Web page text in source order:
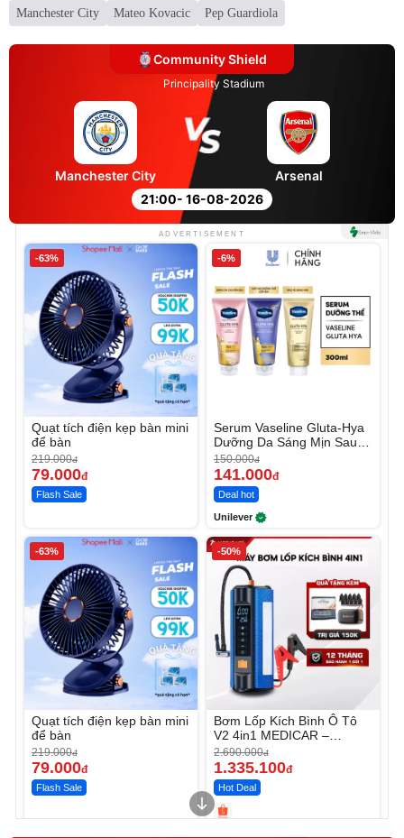
Manchester City Mateo Kovacic Pep Guardiola
Community Shield
Principality Stadium
21:00- 16-08-2026
Manchester City Arsenal
ADVERTISEMENT
-63%
Quạt tích điện kẹp bàn mini
để bàn
219.000đ
79.000đ
Flash Sale
-6%
Serum Vaseline Gluta-Hya
Dưỡng Da Sáng Mịn Sau 7
Ngày
150.000đ
141.000đ
Deal hot
Unilever
-63%
Quạt tích điện kẹp bàn mini
để bàn
219.000đ
79.000đ
Flash Sale
-50%
Bơm Lốp Kích Bình Ô Tô
V2 4in1 MEDICAR –
12.000mAh
2.690.000đ
1.335.100đ
Hot Deal